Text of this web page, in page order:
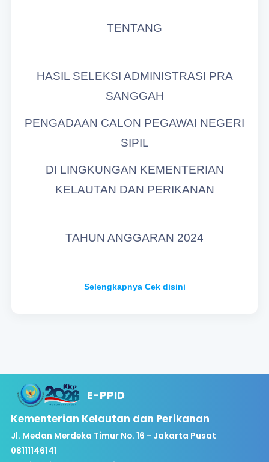
TENTANG
HASIL SELEKSI ADMINISTRASI PRA
SANGGAH
PENGADAAN CALON PEGAWAI NEGERI
SIPIL
DI LINGKUNGAN KEMENTERIAN
KELAUTAN DAN PERIKANAN
TAHUN ANGGARAN 2024
Selengkapnya Cek disini
E-PPID
Kementerian Kelautan dan Perikanan
Jl. Medan Merdeka Timur No. 16 - Jakarta Pusat
08111146141